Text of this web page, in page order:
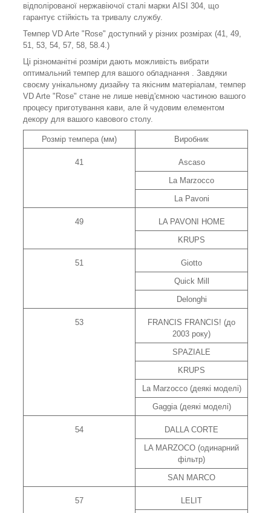
відполірованої нержавіючої сталі марки AISI 304, що
гарантує стійкість та тривалу службу.
Темпер VD Arte "Rose" доступний у різних розмірах (41, 49,
51, 53, 54, 57, 58, 58.4.)
Ці різноманітні розміри дають можливість вибрати
оптимальний темпер для вашого обладнання . Завдяки
своєму унікальному дизайну та якісним матеріалам, темпер
VD Arte "Rose" стане не лише невід'ємною частиною вашого
процесу приготування кави, але й чудовим елементом
декору для вашого кавового столу.
Розмір темпера (мм) Виробник
41
Ascaso
La Marzocco
La Pavoni
49
LA PAVONI HOME
KRUPS
51
Giotto
Quick Mill
Delonghi
53
FRANCIS FRANCIS! (до
2003 року)
SPAZIALE
KRUPS
La Marzocco (деякі моделі)
Gaggia (деякі моделі)
54
DALLA CORTE
LA MARZOCO (одинарний
фільтр)
SAN MARCO
57
LELIT